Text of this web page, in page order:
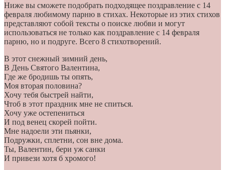
Ниже вы сможете подобрать подходящее поздравление с 14
февраля любимому парню в стихах. Некоторые из этих стихов
представляют собой тексты о поиске любви и могут
использоваться не только как поздравление с 14 февраля
парню, но и подруге. Всего 8 стихотворений.
В этот снежный зимний день,
В День Святого Валентина,
Где же бродишь ты опять,
Моя вторая половина?
Хочу тебя быстрей найти,
Чтоб в этот праздник мне не спиться.
Хочу уже остепениться
И под венец скорей пойти.
Мне надоели эти пьянки,
Подружки, сплетни, сон вне дома.
Ты, Валентин, бери уж санки
И привези хотя б хромого!